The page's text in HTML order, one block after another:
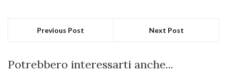
Previous Post Next Post
Potrebbero interessarti anche...